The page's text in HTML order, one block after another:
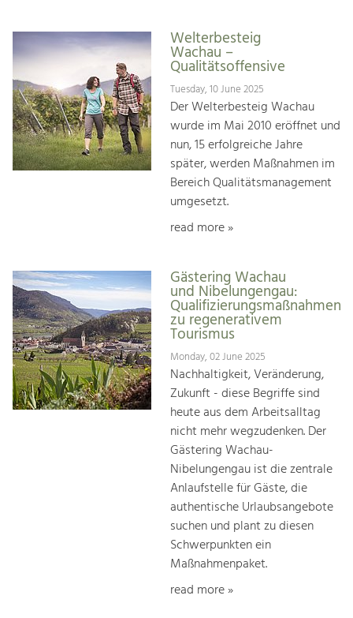
Welterbesteig
Wachau –
Qualitätsoffensive
Tuesday, 10 June 2025
Der Welterbesteig Wachau
wurde im Mai 2010 eröffnet und
nun, 15 erfolgreiche Jahre
später, werden Maßnahmen im
Bereich Qualitätsmanagement
umgesetzt.
read more »
Gästering Wachau
und Nibelungengau:
Qualifizierungsmaßnahmen
zu regenerativem
Tourismus
Monday, 02 June 2025
Nachhaltigkeit, Veränderung,
Zukunft - diese Begriffe sind
heute aus dem Arbeitsalltag
nicht mehr wegzudenken. Der
Gästering Wachau-
Nibelungengau ist die zentrale
Anlaufstelle für Gäste, die
authentische Urlaubsangebote
suchen und plant zu diesen
Schwerpunkten ein
Maßnahmenpaket.
read more »